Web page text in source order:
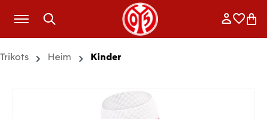
Zum Hauptinhalt springen
Trikots Heim Kinder